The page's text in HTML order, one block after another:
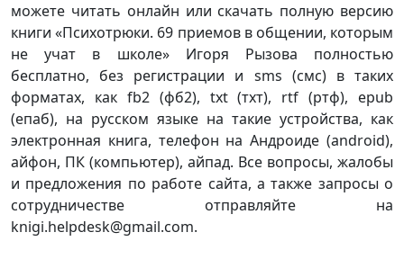
можете читать онлайн или скачать полную версию
книги «Психотрюки. 69 приемов в общении, которым
не учат в школе» Игоря Рызова полностью
бесплатно, без регистрации и sms (смс) в таких
форматах, как fb2 (фб2), txt (тхт), rtf (ртф), epub
(епаб), на русском языке на такие устройства, как
электронная книга, телефон на Андроиде (android),
айфон, ПК (компьютер), айпад. Все вопросы, жалобы
и предложения по работе сайта, а также запросы о
сотрудничестве отправляйте на
knigi.helpdesk@gmail.com.